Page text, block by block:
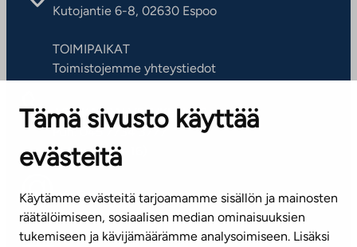
Tämä sivusto käyttää
evästeitä
Käytämme evästeitä tarjoamamme sisällön ja mainosten
räätälöimiseen, sosiaalisen median ominaisuuksien
tukemiseen ja kävijämäärämme analysoimiseen. Lisäksi
Kutojantie 6-8, 02630 Espoo
TOIMIPAIKAT
Toimistojemme yhteystiedot
ASIAKASPALVELUKESKUS
Puh. 045 7734 3777
(arkisin klo 8-16)
info@ta.fi